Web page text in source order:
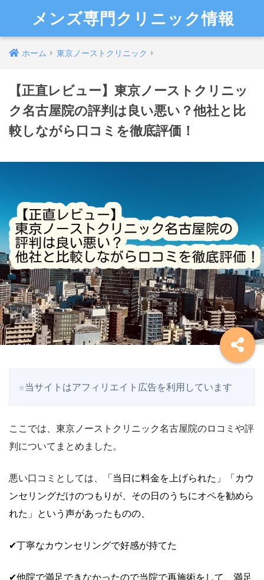
メンズ専門クリニック情報
ホーム 東京ノーストクリニック
【正直レビュー】東京ノーストクリニッ
ク名古屋院の評判は良い悪い？他社と比
較しながら口コミを徹底評価！
☆当サイトはアフィリエイト広告を利用しています
ここでは、東京ノーストクリニック名古屋院のロコミや評
判についてまとめました。
悪い口コミとしては、
「当日に料金を上げられた」「カウ
ンセリングだけのつもりが、その日のうちにオペを勧めら
れた」という声があったものの、
✔丁寧なカウンセリングで好感が持てた
✔他院で満足できなかったので当院で再施術をして、満足